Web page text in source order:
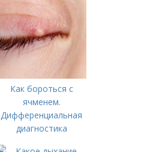
Как бороться с
ячменем.
Дифференциальная
диагностика